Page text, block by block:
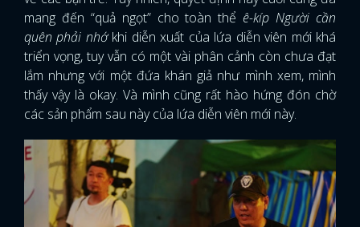
FACEBOOK GOOGLE
mang đến “quả ngọt” cho toàn thể ê-kíp Người cần
quên phải nhớkhi diễn xuất của lứa diễn viên mới khá
triển vọng, tuy vẫn có một vài phân cảnh còn chưa đạt
lắm nhưng với một đứa khán giả như mình xem, mình
thấy vậy là okay. Và mình cũng rất hào hứng đón chờ
các sản phẩm sau này của lứa diễn viên mới này.